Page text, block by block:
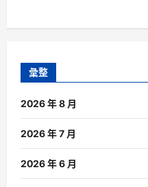
彙整
2026 年 8 月
2026 年 7 月
2026 年 6 月